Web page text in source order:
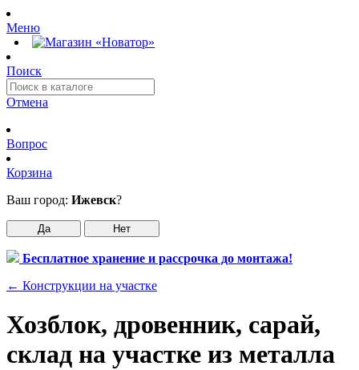
Меню
Поиск
Отмена
Вопрос
Корзина
Ваш город: Ижевск?
Да Нет
Бесплатное хранение и рассрочка до монтажа!
← Конструкции на участке
Хозблок, дровенник, сарай,
склад на участке из металла